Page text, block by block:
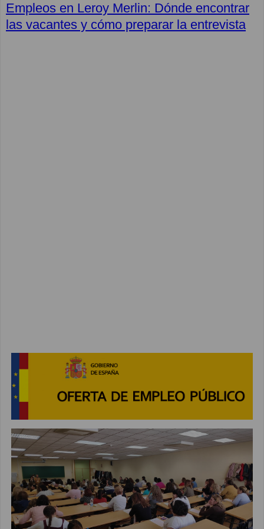
Empleos en Leroy Merlin: Dónde encontrar
las vacantes y cómo preparar la entrevista